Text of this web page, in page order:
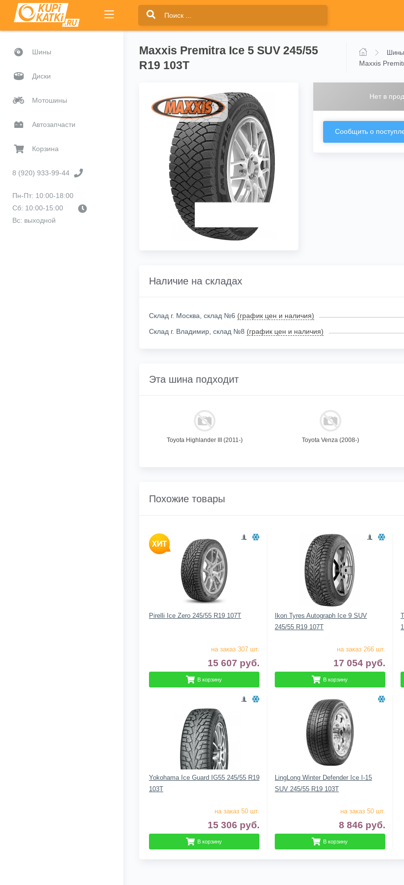
Шины
Диски
Мотошины
Автозапчасти
Корзина
8 (920) 933-99-44
Пн-Пт: 10:00-18:00
Сб: 10:00-15:00
Вс: выходной
Maxxis Premitra Ice 5 SUV 245/55
R19 103T
Шины
Maxxis
Нет в
Сообщить о
Наличие на складах
Склад г. Москва, склад №6 (график цен и наличия)
Склад г. Владимир, склад №8 (график цен и наличия)
Эта шина подходит
Toyota Highlander III (2011-) Toyota Venza (2008-)
Похожие товары
Pirelli Ice Zero 245/55 R19 107T
на заказ 307 шт.
15 607 руб.
В корзину
Ikon Tyres Autograph Ice 9 SUV
245/55 R19 107T
на заказ 266 шт.
17 054 руб.
В корзину
Yokohama Ice Guard IG55 245/55 R19
103T
на заказ 50 шт.
15 306 руб.
В корзину
LingLong Winter Defender Ice I-15
SUV 245/55 R19 103T
на заказ 50 шт.
8 846 руб.
В корзину